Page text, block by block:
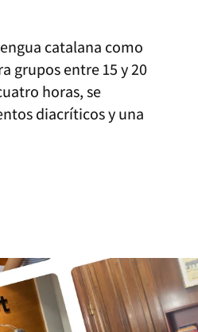
catalana como
grupos entre 15 y 20
horas, se
diacríticos y una